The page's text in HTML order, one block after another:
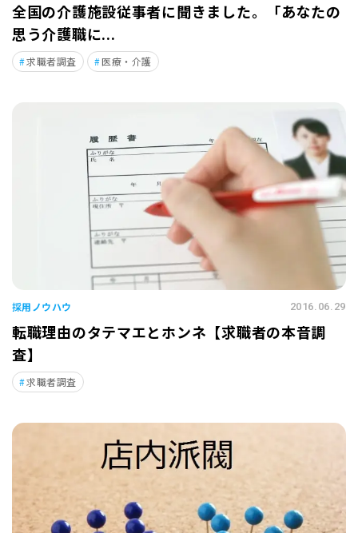
全国の介護施設従事者に聞きました。「あなたの
思う介護職に...
求職者調査 医療・介護
採用ノウハウ 2016.06.29
転職理由のタテマエとホンネ【求職者の本音調
査】
求職者調査